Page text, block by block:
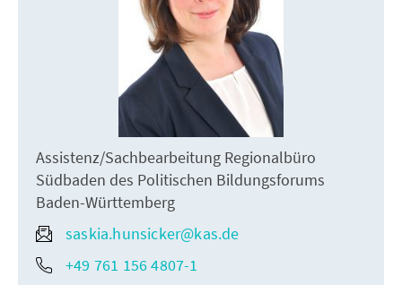
Assistenz/Sachbearbeitung Regionalbüro
Südbaden des Politischen Bildungsforums
Baden-Württemberg
saskia.hunsicker@kas.de
+49 761 156 4807-1